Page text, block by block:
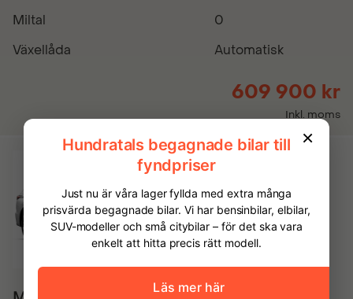
Miltal
0
Växellåda
Automatisk
609 900 kr
Inkl. moms